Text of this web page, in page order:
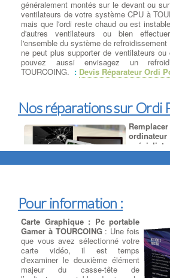
récupérable en magasin ou s'il
mécanique nécessitant son envoi à un
dans la récupération de données. Vous
données ? La récupération totale ou
possible à TOURCOING.
Ajouter
barettes
logiciels et
véritables
mémoire.
coup de
Mac ou votre PC portable, augmentez
vive de votre ordinateur . à
Go à 128 Go de 400 MHz à 4333 MHz,
Windows 10 ou Mac OS) des barrettes
ou DDR4.
Suppression de virus
malveillants
généralement montés sur le devant ou
ventilateurs de votre système CPU à
mais que l'ordi reste chaud ou est
d'autres ventilateurs ou bien
l'ensemble du système de
ne peut plus supporter de ventilateurs
pouvez aussi envisagez un
TOURCOING. : Devis Réparateur Ordi
Nos réparations sur Ordi
ordinateur
articles, Une vaste connaissance
informatiques, Une expérience de
réparation d'ordinateurs portables, Des
délais optimisés. Les fabricants
utiliser plus qu'un seul type d'écran
modèle d'ordinateur portable. En plus
les fabricants d'écrans LCD publie de
3-6 mois et votre écran d'origine
Pour information :
Carte Graphique : Pc portable
Gamer à TOURCOING: Une fois
que vous avez sélectionné votre
carte vidéo, il est temps
d'examiner le deuxième élément
majeur du casse-tête de